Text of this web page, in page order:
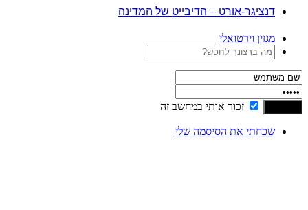
דנציגר-אורט – הדיבייט של המדינה
מגזין וירטואלי
זכור אותי במחשב זה
שכחתי את הסיסמה שלי